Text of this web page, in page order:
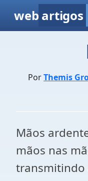
web artigos
PorThemis
Mãos
mãos nas
transmitindo